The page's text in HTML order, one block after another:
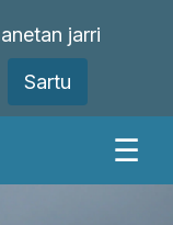
jarri
Sartu
☰